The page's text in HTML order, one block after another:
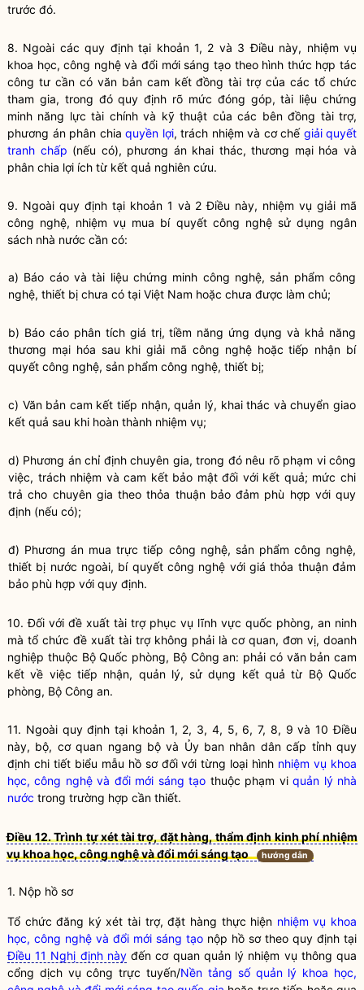
trước đó.
8. Ngoài các quy định tại khoản 1, 2 và 3 Điều này, nhiệm vụ
khoa học, công nghệ và đổi mới sáng tạo theo hình thức hợp tác
công tưcần có văn bản cam kết đồng tài trợ của các tổ chức
tham gia, trong đó quy định rõ mức đóng góp, tài liệu chứng
minh năng lực tài chính và kỹ thuật của các bên đồng tài trợ,
phương án phân chia quyền lợi, trách nhiệm và cơ chế giải quyết
tranh chấp (nếu có), phương án khai thác, thương mại hóa và
phân chia lợi ích từ kết quả nghiên cứu.
9. Ngoài quy định tại khoản 1 và 2 Điều này, nhiệm vụ giải mã
công nghệ, nhiệm vụ mua bí quyết công nghệsử dụng ngân
sách nhà nước cần có:
a) Báo cáo và tài liệu chứng minh công nghệ, sản phẩmcông
nghệ, thiết bị chưa có tại Việt Nam hoặc chưa được làm chủ;
b) Báo cáo phân tích giá trị, tiềm năng ứng dụng và khả năng
thương mại hóa sau khi giải mã công nghệhoặc tiếp nhận bí
quyết công nghệ, sản phẩm công nghệ, thiết bị;
c) Văn bản cam kết tiếp nhận, quản lý, khai thác và chuyển giao
kết quả sau khi hoàn thành nhiệm vụ;
d) Phương án chỉ định chuyên gia, trong đó nêu rõ phạm vi công
việc, trách nhiệm và cam kết bảo mật đối với kết quả; mức chi
trả cho chuyên gia theo thỏa thuận bảo đảm phù hợp với quy
định (nếu có);
đ) Phương án mua trực tiếp công nghệ, sản phẩm công nghệ,
thiết bị nước ngoài, bí quyết công nghệ với giá thỏa thuận đảm
bảo phù hợp với quy định.
10. Đối với đề xuất tài trợ phục vụ lĩnh vực quốc phòng, an ninh
mà tổ chức đề xuất tài trợ không phải là cơ quan, đơn vị, doanh
nghiệp thuộc Bộ Quốc phòng, Bộ Công an: phải có văn bản cam
kết về việc tiếp nhận, quản lý, sử dụng kết quả từ Bộ Quốc
phòng, Bộ Công an.
11. Ngoài quy định tại khoản 1, 2, 3, 4, 5, 6, 7, 8, 9 và 10 Điều
này, bộ, cơ quan ngang bộ và Ủy ban nhân dân cấp tỉnh quy
định chi tiết biểu mẫu hồ sơ đối với từng loại hình nhiệm vụ khoa
học, công nghệ và đổi mới sáng tạo thuộc phạm viquản lý nhà
nước trong trường hợp cần thiết.
Điều 12. Trình tự xét tài trợ, đặt hàng, thẩm định kinh phí nhiệm
vụ khoa học, công nghệ và đổi mới sáng tạo
hướng dẫn
1. Nộp hồ sơ
Tổ chức đăng ký xét tài trợ, đặt hàng thực hiện nhiệm vụ khoa
học, công nghệ và đổi mới sáng tạo nộp hồ sơ theo quy định tại
Điều 11 Nghị định nàyđến cơ quan quản lý nhiệm vụ thông qua
cổng dịch vụ công trực tuyến/Nền tảng số quản lý khoa học,